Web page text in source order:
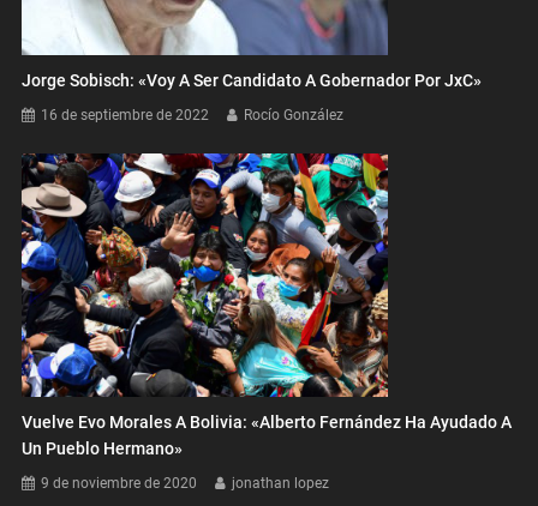
Jorge Sobisch: «Voy A Ser Candidato A Gobernador Por JxC»
16 de septiembre de 2022 Rocío González
Vuelve Evo Morales A Bolivia: «Alberto Fernández Ha Ayudado A
Un Pueblo Hermano»
9 de noviembre de 2020 jonathan lopez